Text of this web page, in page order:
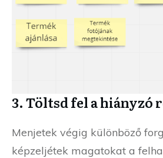
3. Töltsd fel a hiányzó
Menjetek végig különböző
képzeljétek magatokat a